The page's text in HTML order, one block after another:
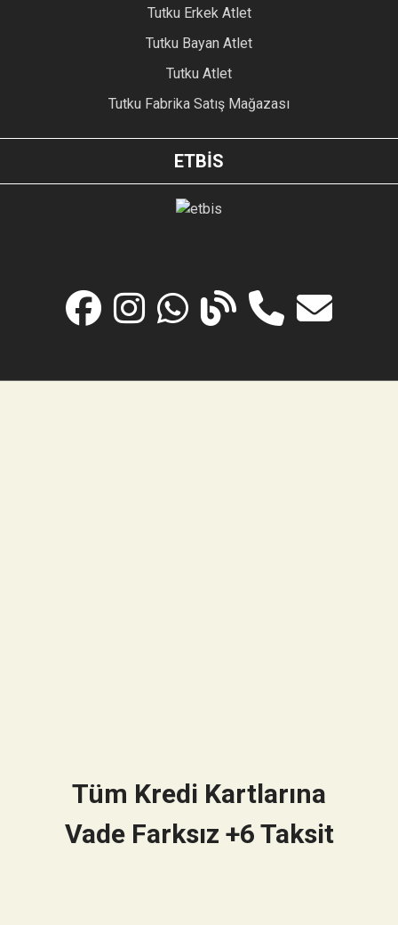
Tutku Erkek Atlet
Tutku Bayan Atlet
Tutku Atlet
Tutku Fabrika Satış Mağazası
ETBİS
Tüm Kredi Kartlarına
Vade Farksız +6 Taksit